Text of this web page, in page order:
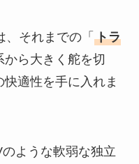
それまでの「 トラ
から大きく舵を切
快適性を手に入れま
ような軟弱な独立